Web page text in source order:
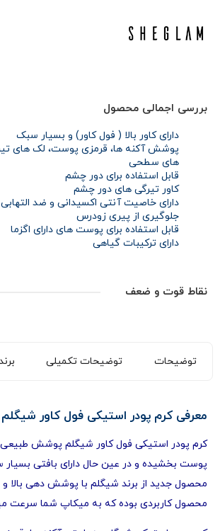
بررسی اجمالی محصول
دارای کاور بالا ( فول کاور) و بسیار سبک
پوشش آکنه ها، قرمزی پوست، لک های
های سطحی
قابل استفاده برای دور چشم
کاور تیرگی های دور چشم
دارای خاصیت آنتی اکسیدانی و ضد التهابی
جلوگیری از پیری زودرس
قابل استفاده برای پوست های دارای اگزما
دارای ترکیبات گیاهی
نقاط قوت و ضعف
توضیحات توضیحات تکمیلی
معرفی کرم پودر استیکی فول کاور
کرم پودر استیکی فول کاور شیگلم پوشش طبیعی
پوست بخشیده و در عین حال دارای بافتی
محصول جدید از برند شیگلم با پوشش دهی بالا
محصول کاربردی بوده که به میکاپ شما سرعت